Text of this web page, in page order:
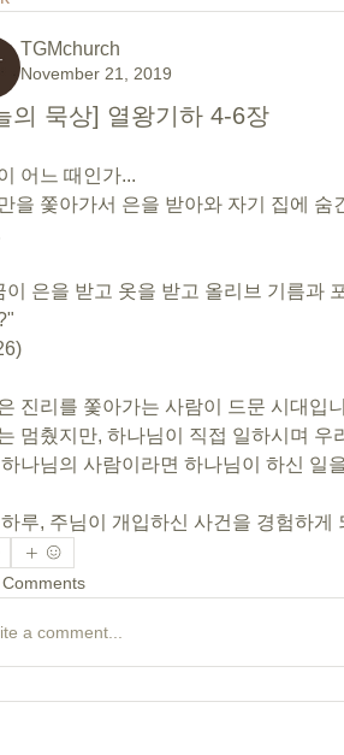
TGMchurch
November 21, 2019
의 묵상] 열왕기하 4-6장
어느 때인가...
을 쫓아가서 은을 받아와 자기 집에
진리를 쫓아가는 사람이 드문 시대입
멈췄지만, 하나님이 직접 일하시며 우
나님의 사람이라면 하나님이 하신 일
루, 주님이 개입하신 사건을 경험하게
a comment...